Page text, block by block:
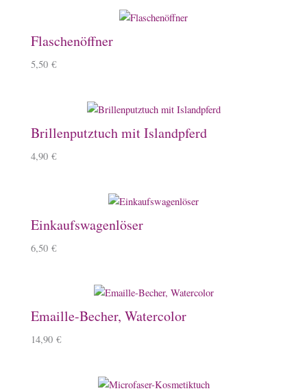
Flaschenöffner
5,50 €
Brillenputztuch mit Islandpferd
4,90 €
Einkaufswagenlöser
6,50 €
Emaille-Becher, Watercolor
14,90 €